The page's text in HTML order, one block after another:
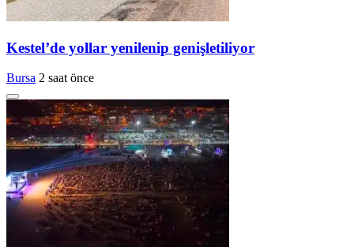
Kestel’de yollar yenilenip genişletiliyor
Bursa 2 saat önce